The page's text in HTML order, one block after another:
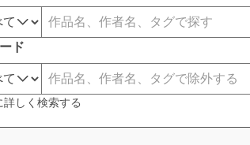
ド
詳しく検索する